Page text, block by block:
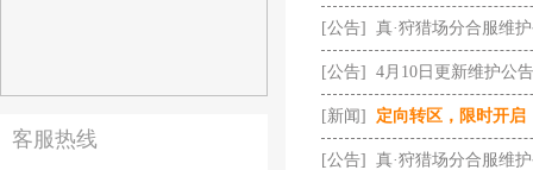
客服热线
[公告] 真·狩猎场分合服维
[公告] 4月10日更新维护公告
[新闻] 定向转区，限时开启
[公告] 真·狩猎场分合服维